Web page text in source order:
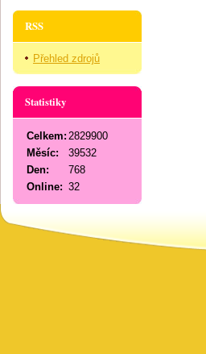
RSS
Přehled zdrojů
Statistiky
Online: 32
Celkem: 2829900
Měsíc:
39532
Den:
768